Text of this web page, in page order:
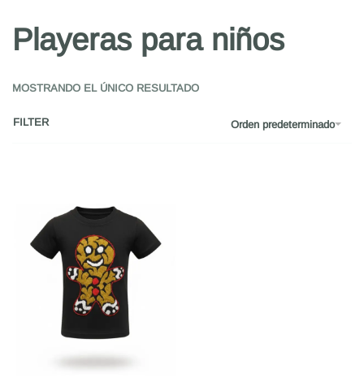
Playeras para niños
MOSTRANDO EL ÚNICO RESULTADO
Orden predeterminado
FILTER